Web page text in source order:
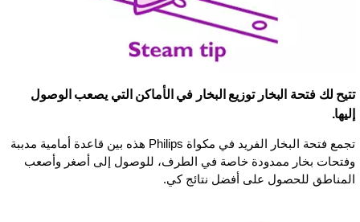
تتيح لك فتحة البخار توزيع البخار في الأماكن التي يصعب الوصول
إليها.
تجمع فتحة البخار الفريد في مكواة Philips هذه بين قاعدة أمامية مدببة
وفتحات بخار ممدودة خاصة في الطرف، للوصول إلى أصغر وأصعب
المناطق للحصول على أفضل نتائج كي.